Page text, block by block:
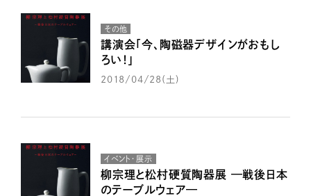
その他
講演会「今、陶磁器デザインがおもし
ろい！」
2018/04/28(土)
イベント・展示
柳宗理と松村硬質陶器展 —戦後日本
のテーブルウェア—